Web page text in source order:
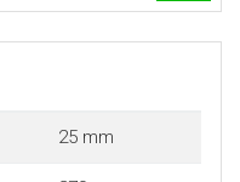
25 mm